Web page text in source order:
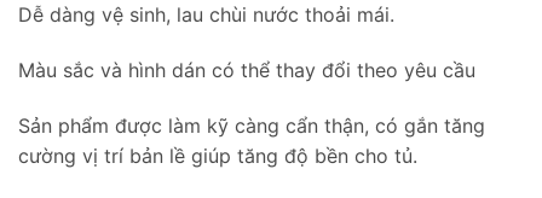
Dễ dàng vệ sinh, lau chùi nước thoải mái.
Màu sắc và hình dán có thể thay đổi theo yêu cầu
Sản phẩm được làm kỹ càng cẩn thận, có gắn tăng
cường vị trí bản lề giúp tăng độ bền cho tủ.